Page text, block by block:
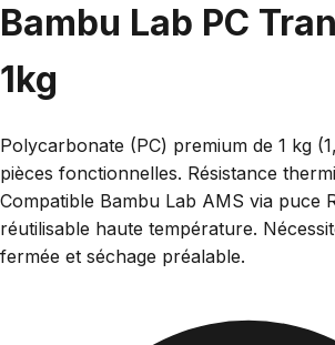
Bambu Lab PC
1kg
Polycarbonate (PC) premium de 1 kg
pièces fonctionnelles. Résistance
Compatible Bambu Lab AMS via puce
réutilisable haute température.
fermée et séchage préalable.